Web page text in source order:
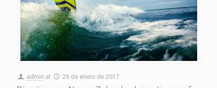
admin at 26 de enero de 2017